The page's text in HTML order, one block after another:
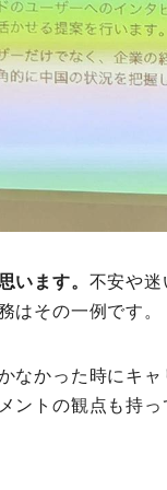
います。 不安や迷
はその一例です。
なかった時にキャ
ントの観点も持っ